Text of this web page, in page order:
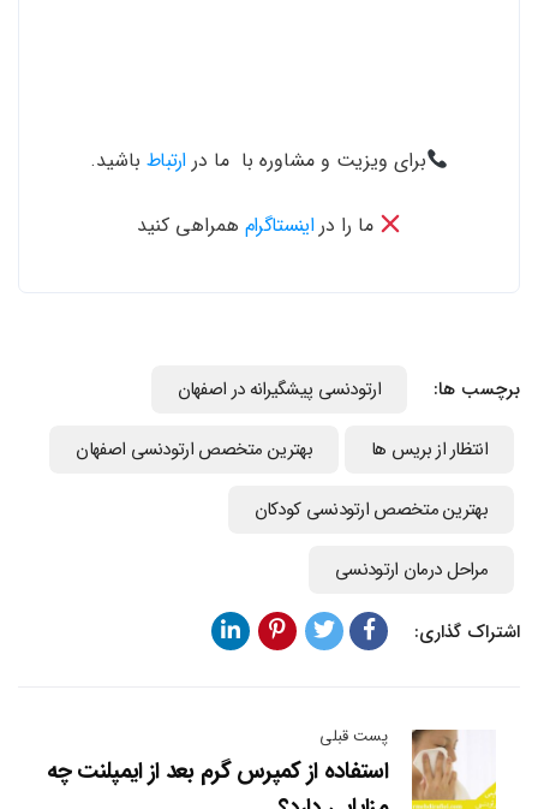
برای ویزیت و مشاوره با ما درارتباط باشید.
ما را دراینستاگرام همراهی کنید
برچسب ها: ارتودنسی پیشگیرانه در اصفهان
انتظار از بریس ها بهترین متخصص ارتودنسی اصفهان
بهترین متخصص ارتودنسی کودکان
مراحل درمان ارتودنسی
اشتراک گذاری:
پست قبلی
استفاده از کمپرس گرم بعد از ایمپلنت چه